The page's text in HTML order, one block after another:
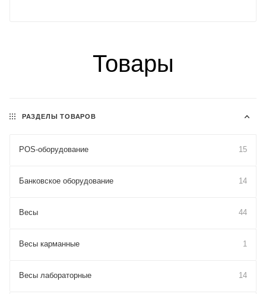
Товары
РАЗДЕЛЫ ТОВАРОВ
POS-оборудование 15
Банковское оборудование 14
Весы 44
Весы карманные 1
Весы лабораторные 14